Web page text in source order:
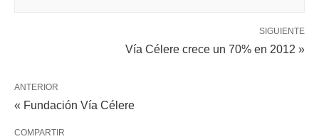
SIGUIENTE
Vía Célere crece un 70% en 2012 »
ANTERIOR
« Fundación Vía Célere
COMPARTIR